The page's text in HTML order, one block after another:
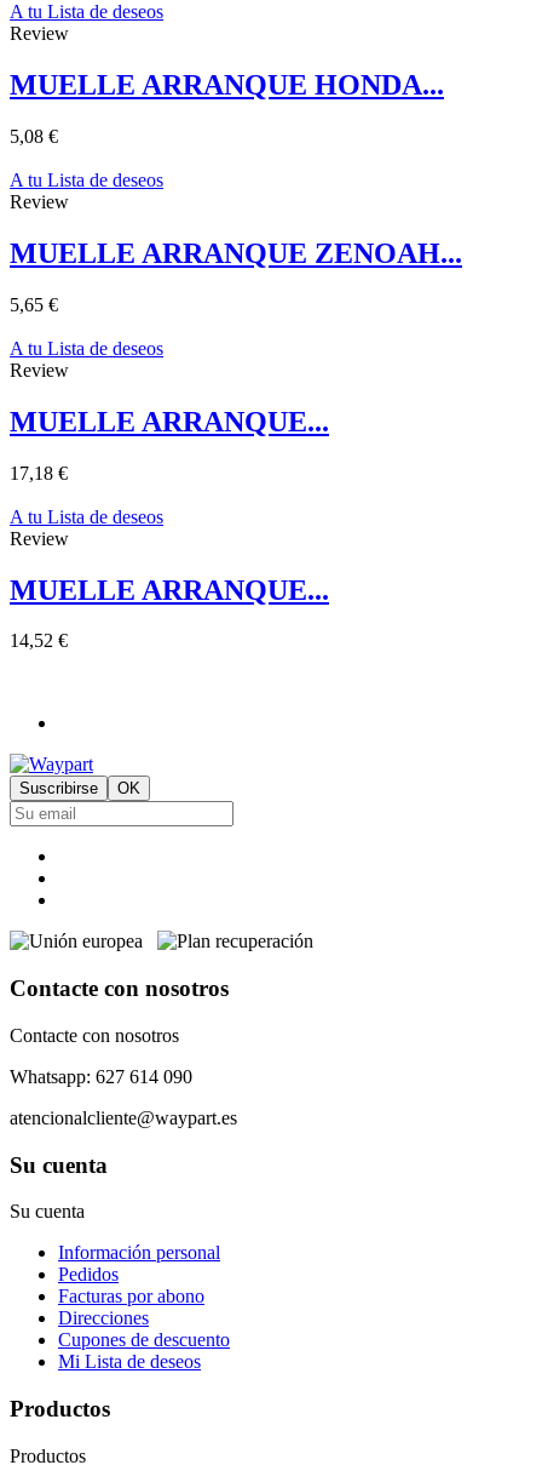
A tu Lista de deseos
Review
MUELLE ARRANQUE HONDA...
5,08 €
A tu Lista de deseos
Review
MUELLE ARRANQUE ZENOAH...
5,65 €
A tu Lista de deseos
Review
MUELLE ARRANQUE...
17,18 €
A tu Lista de deseos
Review
MUELLE ARRANQUE...
14,52 €
Contacte con nosotros
Contacte con nosotros
Whatsapp: 627 614 090
atencionalcliente@waypart.es
Su cuenta
Su cuenta
Información personal
Pedidos
Facturas por abono
Direcciones
Cupones de descuento
Mi Lista de deseos
Productos
Productos